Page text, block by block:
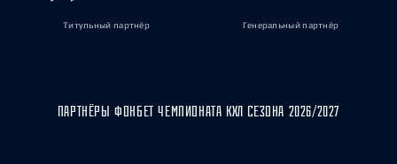
Титульный партнёр Генеральный партнёр
ПАРТНЁРЫ ФОНБЕТ ЧЕМПИОНАТА КХЛ СЕЗОНА 2026/2027